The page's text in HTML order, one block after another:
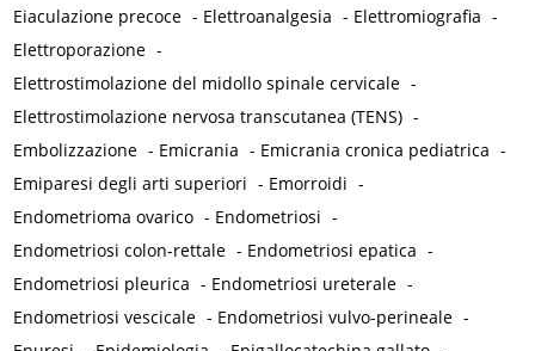
Eiaculazione precoce - Elettroanalgesia - Elettromiografia -
Elettroporazione -
Elettrostimolazione del midollo spinale cervicale -
Elettrostimolazione nervosa transcutanea (TENS) -
Embolizzazione - Emicrania - Emicrania cronica pediatrica -
Emiparesi degli arti superiori - Emorroidi -
Endometrioma ovarico - Endometriosi -
Endometriosi colon-rettale - Endometriosi epatica -
Endometriosi pleurica - Endometriosi ureterale -
Endometriosi vescicale - Endometriosi vulvo-perineale -